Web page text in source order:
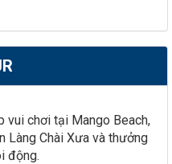
vui chơi tại Mango Beach,
Làng Chài Xưa và thưởng
động.